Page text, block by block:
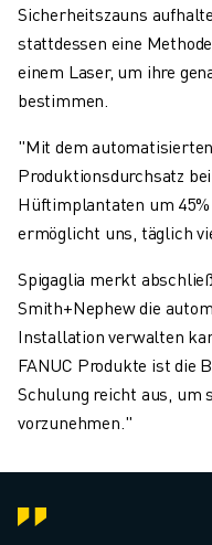
Sicherheitszauns
stattdessen eine
einem Laser, um ihre
bestimmen.
"Mit dem
Produktionsdurchsatz
Hüftimplantaten um
ermöglicht uns, täglich
Spigaglia merkt
Smith+Nephew die
Installation verwalten
FANUC Produkte ist die
Schulung reicht aus, um
vorzunehmen."